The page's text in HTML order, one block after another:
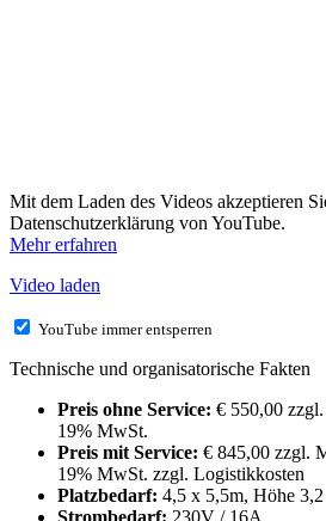
Mit dem Laden des Videos akzeptieren
Datenschutzerklärung von YouTube.
Mehr erfahren
Video laden
YouTube immer entsperren
Technische und organisatorische Fakten
Preis ohne Service: € 550,00
19% MwSt.
Preis mit Service: € 845,00 zzgl.
19% MwSt. zzgl. Logistikkosten
Platzbedarf: 4,5 x 5,5m, Höhe
Strombedarf: 230V / 16A